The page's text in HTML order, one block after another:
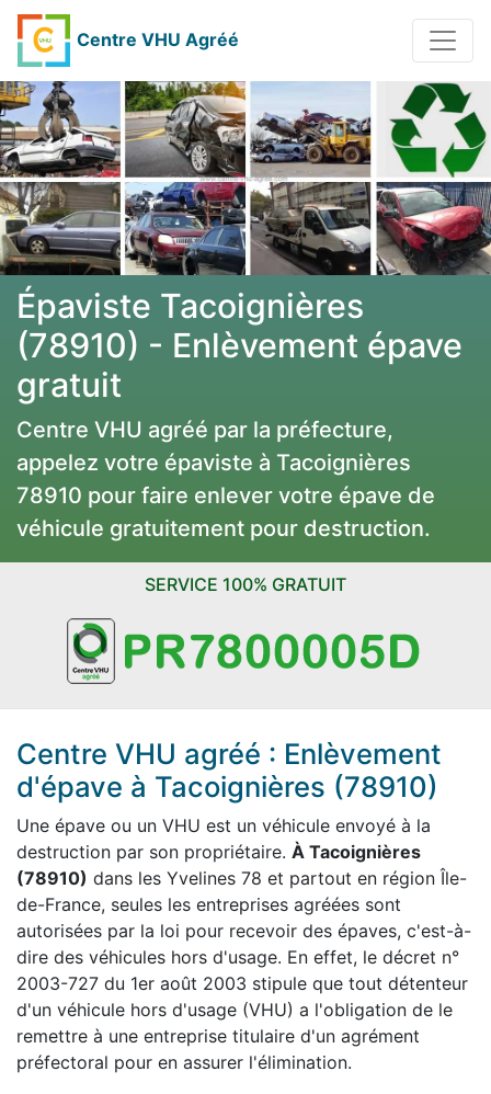
Centre VHU Agréé
Épaviste Tacoignières
(78910) - Enlèvement épave
gratuit
Centre VHU agréé par la préfecture,
appelez votre épaviste à Tacoignières
78910 pour faire enlever votre épave de
véhicule gratuitement pour destruction.
SERVICE 100% GRATUIT
Centre VHU agréé : Enlèvement
d'épave à Tacoignières (78910)
Une épave ou un VHU est un véhicule envoyé à la
destruction par son propriétaire. À Tacoignières
(78910) dans les Yvelines 78 et partout en région Île-
de-France, seules les entreprises agréées sont
autorisées par la loi pour recevoir des épaves, c'est-à-
dire des véhicules hors d'usage. En effet, le décret n°
2003-727 du 1er août 2003 stipule que tout détenteur
d'un véhicule hors d'usage (VHU) a l'obligation de le
remettre à une entreprise titulaire d'un agrément
préfectoral pour en assurer l'élimination.